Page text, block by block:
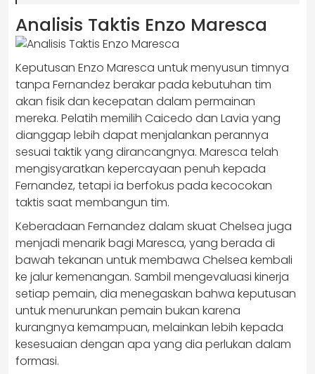
Analisis Taktis Enzo Maresca
Keputusan Enzo Maresca untuk menyusun timnya
tanpa Fernandez berakar pada kebutuhan tim
akan fisik dan kecepatan dalam permainan
mereka. Pelatih memilih Caicedo dan Lavia yang
dianggap lebih dapat menjalankan perannya
sesuai taktik yang dirancangnya. Maresca telah
mengisyaratkan kepercayaan penuh kepada
Fernandez, tetapi ia berfokus pada kecocokan
taktis saat membangun tim.
Keberadaan Fernandez dalam skuat Chelsea juga
menjadi menarik bagi Maresca, yang berada di
bawah tekanan untuk membawa Chelsea kembali
ke jalur kemenangan. Sambil mengevaluasi kinerja
setiap pemain, dia menegaskan bahwa keputusan
untuk menurunkan pemain bukan karena
kurangnya kemampuan, melainkan lebih kepada
kesesuaian dengan apa yang dia perlukan dalam
formasi.